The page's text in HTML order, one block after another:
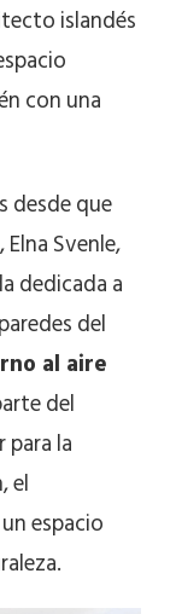
islandés
con una
desde que
Svenle,
dedicada a
del
al aire
del
la
el
espacio